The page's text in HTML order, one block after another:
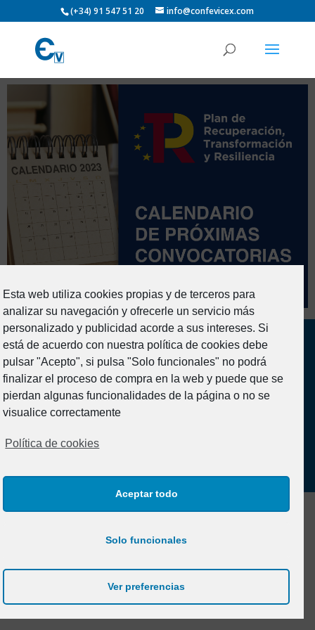
Esta web utiliza cookies propias y de terceros para
analizar su navegación y ofrecerle un servicio más
personalizado y publicidad acorde a sus intereses. Si
está de acuerdo con nuestra política de cookies debe
pulsar "Acepto", si pulsa "Solo funcionales" no podrá
finalizar el proceso de compra en la web y puede que se
pierdan algunas funcionalidades de la página o no se
visualice correctamente
Política de cookies
Aceptar todo
Solo funcionales
Ver preferencias
(+34) 91 547 51 20 info@confevicex.com
Aviso legal y Política de Privacidad